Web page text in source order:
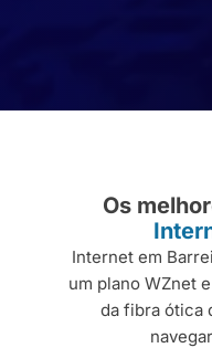
Os
Internet em
um plano WZnet
da fibra ótica